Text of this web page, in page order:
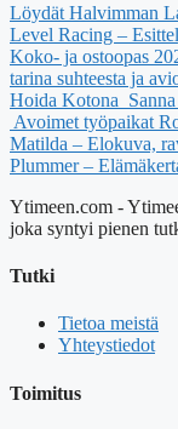
Löydät Halvimman
Level Racing –
Koko- ja ostoopas
tarina suhteesta ja
Hoida Kotona
Avoimet työpaikat
Matilda – Elokuva,
Plummer –
Ytimeen.com -
joka syntyi pienen
Tutki
Tietoa meistä
Yhteystiedot
Toimitus